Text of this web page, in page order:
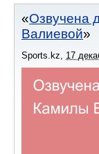
Озвучена
Валиевой
Sports.kz, 17